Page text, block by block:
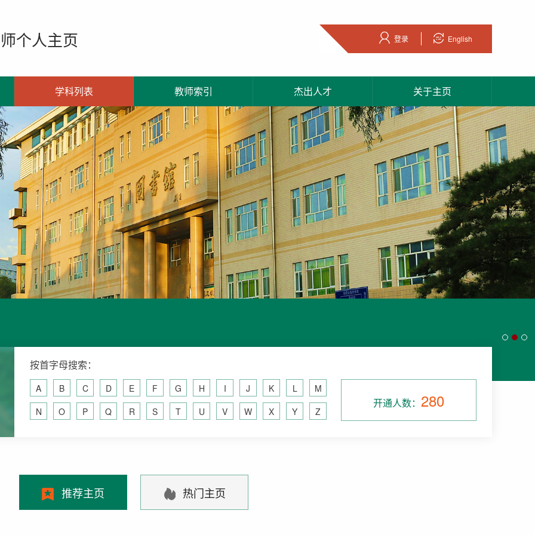
个人主页 登录 English
学科列表 教师索引 杰出人才 关于主页
按首字母搜索：
A B C D E F G H I J K L
M
N
O P Q R S T U V W X Y Z
开通人数： 280
推荐主页 热门主页